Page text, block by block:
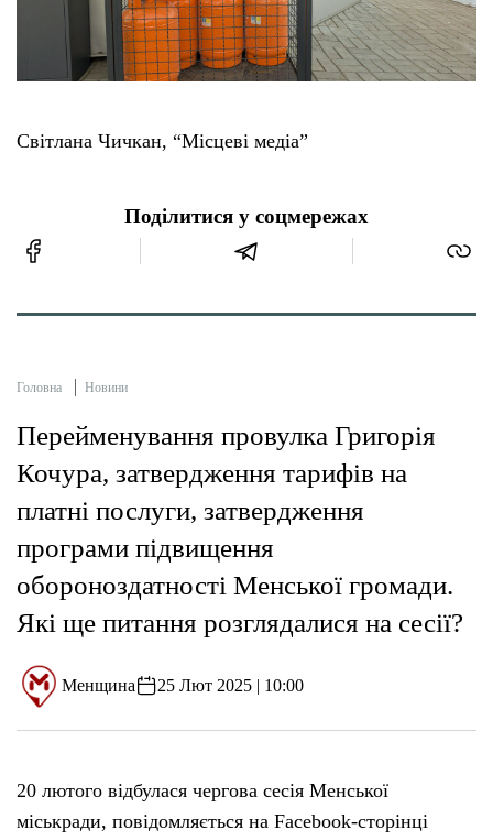
Світлана Чичкан, “Місцеві медіа”
Поділитися у соцмережах
Головна Новини
Перейменування провулка Григорія
Кочура, затвердження тарифів на
платні послуги, затвердження
програми підвищення
обороноздатності Менської громади.
Які ще питання розглядалися на сесії?
Менщина 25 Лют 2025 | 10:00
20 лютого відбулася чергова сесія Менської
міськради, повідомляється на Facebook-сторінці